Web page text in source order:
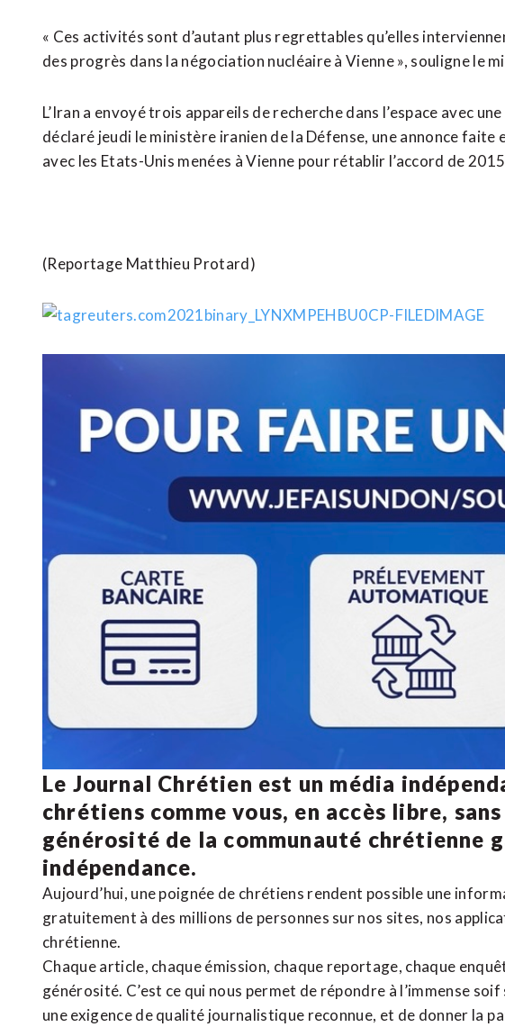
« Ces activités sont d’autant plus regrettables qu’elles
des progrès dans la négociation nucléaire à Vienne », souligne le
L’Iran a envoyé trois appareils de recherche dans l’espace avec
déclaré jeudi le ministère iranien de la Défense, une annonce
avec les Etats-Unis menées à Vienne pour rétablir l’accord de
(Reportage Matthieu Protard)
Le Journal Chrétien est un média
chrétiens comme vous, en accès libre,
générosité de la communauté chrétienne
indépendance.
Aujourd’hui, une poignée de chrétiens rendent possible une
gratuitement à des millions de personnes sur nos sites, nos
chrétienne.
Chaque article, chaque émission, chaque reportage, chaque
générosité. C’est ce qui nous permet de répondre à l’immense
une exigence de qualité journalistique reconnue, et de donner la